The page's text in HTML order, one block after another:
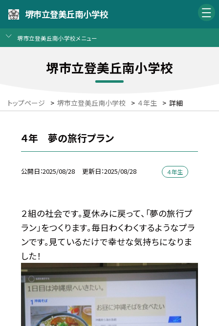
堺市立登美丘南小学校
堺市立登美丘南小学校メニュー
堺市立登美丘南小学校
トップページ > 堺市立登美丘南小学校 > ４年生 > 詳細
４年 夢の旅行プラン
公開日 2025/08/28 更新日 2025/08/28 ４年生
２組の社会です。夏休みに戻って、「夢の旅行プ
ラン」をつくります。毎日わくわくするようなプラ
ンです。見ているだけで幸せな気持ちになりま
した！